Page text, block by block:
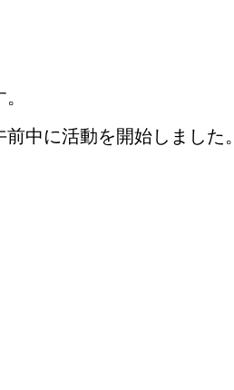
中に活動を開始しました。